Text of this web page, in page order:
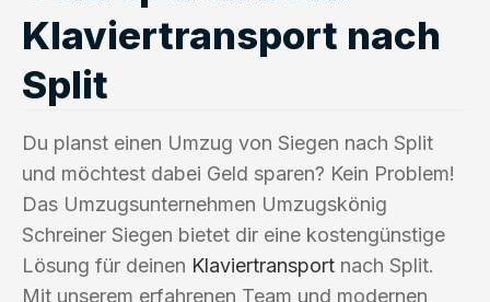
Klaviertransport nach
Split
Du planst einen Umzug von Siegen nach Split
und möchtest dabei Geld sparen? Kein Problem!
Das Umzugsunternehmen Umzugskönig
Schreiner Siegen bietet dir eine kostengünstige
Lösung für deinen Klaviertransport nach Split.
Mit unserem erfahrenen Team und modernen